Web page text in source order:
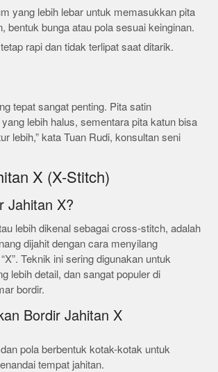
yang lebih lebar untuk memasukkan pita
bentuk bunga atau pola sesuai keinginan.
rapi dan tidak terlipat saat ditarik.
tepat sangat penting. Pita satin
lebih halus, sementara pita katun bisa
lebih,” kata Tuan Rudi, konsultan seni
X (X-Stitch)
Jahitan X?
lebih dikenal sebagai cross-stitch, adalah
dijahit dengan cara menyilang
Teknik ini sering digunakan untuk
lebih detail, dan sangat populer di
bordir.
Bordir Jahitan X
pola berbentuk kotak-kotak untuk
tempat jahitan.